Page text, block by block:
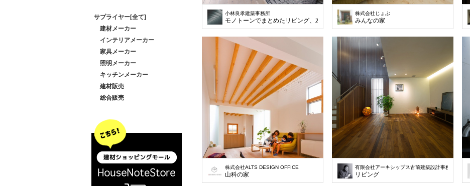
サプライヤー[全て]
建材メーカー
インテリアメーカー
家具メーカー
照明メーカー
キッチンメーカー
建材販売
総合販売
小林良孝建築事務所
モノトーンでまとめたリビング、左手は大開口でプライベートな庭とつながっています。
株式会社じょぶ
みんなの家
株式会社ALTS DESIGN OFFICE
山科の家
有限会社アーキシップス古前建築設計事務所
リビング